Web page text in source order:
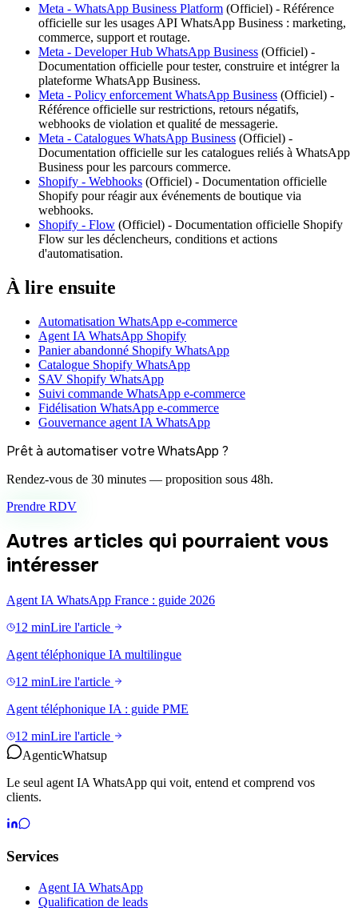
Meta - WhatsApp Business Platform (Officiel) - Référence
officielle sur les usages API WhatsApp Business : marketing,
commerce, support et routage.
Meta - Developer Hub WhatsApp Business (Officiel) -
Documentation officielle pour tester, construire et intégrer la
plateforme WhatsApp Business.
Meta - Policy enforcement WhatsApp Business (Officiel) -
Référence officielle sur restrictions, retours négatifs,
webhooks de violation et qualité de messagerie.
Meta - Catalogues WhatsApp Business (Officiel) -
Documentation officielle sur les catalogues reliés à WhatsApp
Business pour les parcours commerce.
Shopify - Webhooks (Officiel) - Documentation officielle
Shopify pour réagir aux événements de boutique via
webhooks.
Shopify - Flow (Officiel) - Documentation officielle Shopify
Flow sur les déclencheurs, conditions et actions
d'automatisation.
À lire ensuite
Automatisation WhatsApp e-commerce
Agent IA WhatsApp Shopify
Panier abandonné Shopify WhatsApp
Catalogue Shopify WhatsApp
SAV Shopify WhatsApp
Suivi commande WhatsApp e-commerce
Fidélisation WhatsApp e-commerce
Gouvernance agent IA WhatsApp
Prêt à automatiser votre WhatsApp ?
Rendez-vous de 30 minutes — proposition sous 48h.
Prendre RDV
Autres articles qui pourraient vous
intéresser
Agent IA WhatsApp France : guide 2026
12 minLire l'article
Agent téléphonique IA multilingue
12 minLire l'article
Agent téléphonique IA : guide PME
12 minLire l'article
AgenticWhatsup
Le seul agent IA WhatsApp qui voit, entend et comprend vos
clients.
Services
Agent IA WhatsApp
Qualification de leads